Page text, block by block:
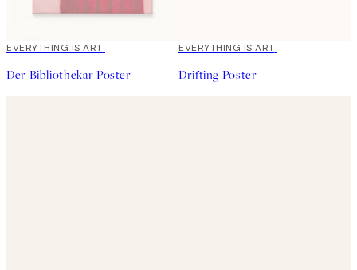
EVERYTHING IS ART
Der Bibliothekar Poster
EVERYTHING IS ART
Drifting Poster